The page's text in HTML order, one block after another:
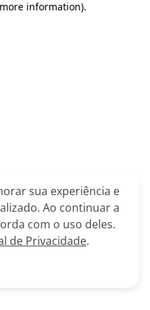
information).
sua experiência e
Ao continuar a
com o uso deles.
de Privacidade.